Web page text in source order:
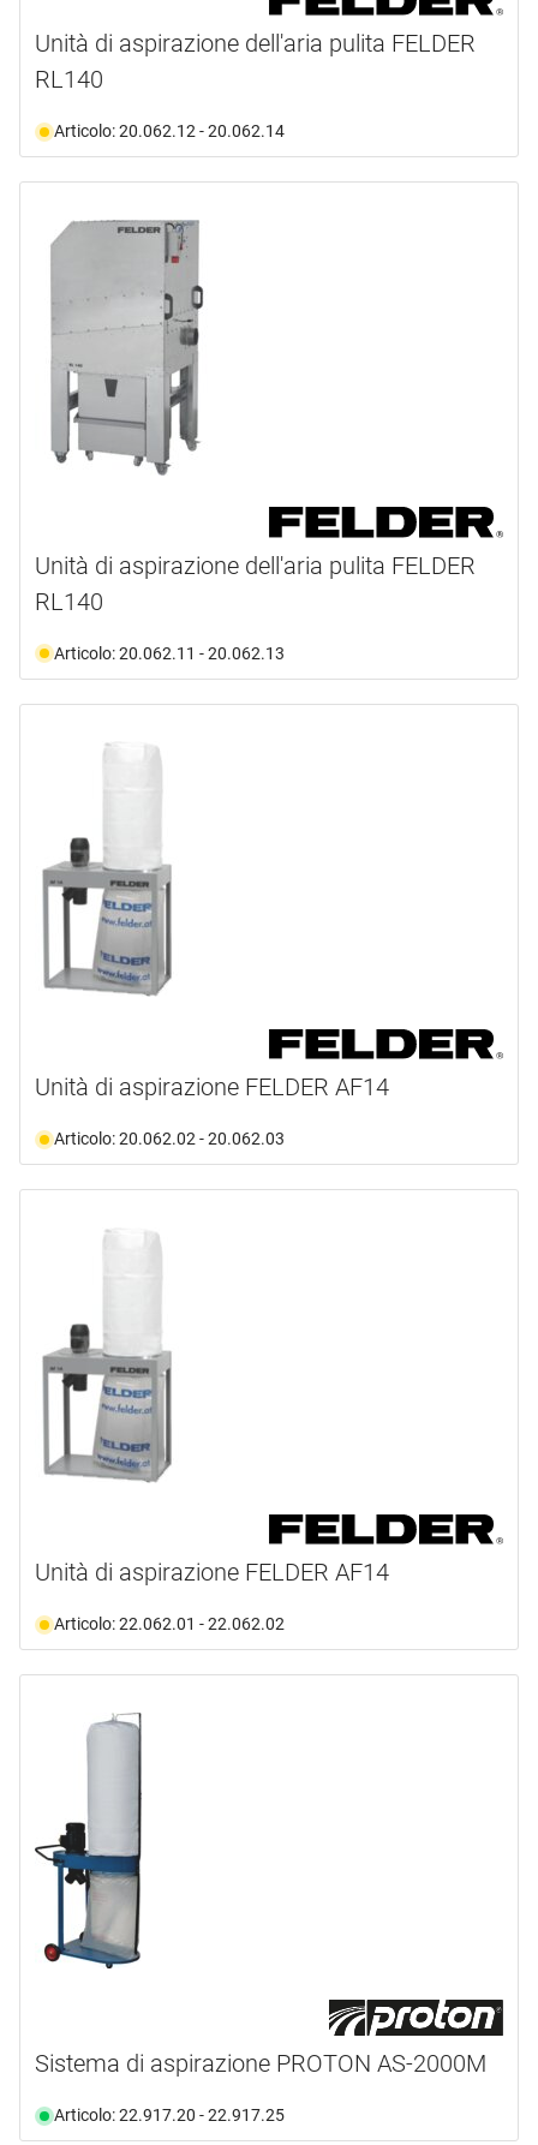
Unità di aspirazione dell'aria pulita FELDER
RL140
Articolo: 20.062.12 - 20.062.14
Unità di aspirazione dell'aria pulita FELDER
RL140
Articolo: 20.062.11 - 20.062.13
Unità di aspirazione FELDER AF14
Articolo: 20.062.02 - 20.062.03
Unità di aspirazione FELDER AF14
Articolo: 22.062.01 - 22.062.02
Sistema di aspirazione PROTON AS-2000M
Articolo: 22.917.20 - 22.917.25